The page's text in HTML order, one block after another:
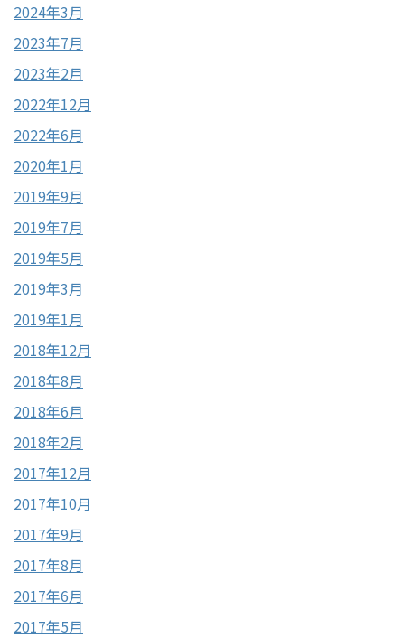
2024年3月
2023年7月
2023年2月
2022年12月
2022年6月
2020年1月
2019年9月
2019年7月
2019年5月
2019年3月
2019年1月
2018年12月
2018年8月
2018年6月
2018年2月
2017年12月
2017年10月
2017年9月
2017年8月
2017年6月
2017年5月